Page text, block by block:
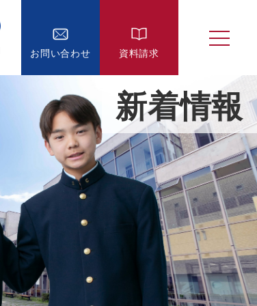
お問い合わせ 資料請求
新着情報